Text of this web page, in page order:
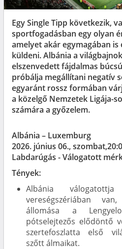
Egy Single Tipp következik,
sportfogadásban egy olyan
amelyet akár egymagában is
küldeni. Albánia a
elszenvedett fájdalmas
próbálja megállítani negatív
egyaránt rossz formában
a közelgő Nemzetek Ligája-
számára a győzelem.
Albánia – Luxemburg
2026. június 06.,
Labdarúgás - Válogatott
Tények:
Albánia
vereségszériában
állomása a
pótselejtezős elődöntő
szertefoszlatta első
szőtt álmaikat.